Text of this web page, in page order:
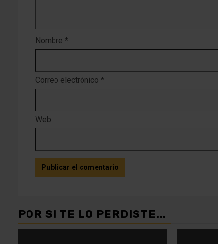
Nombre *
Correo electrónico *
Web
POR SI TE LO PERDISTE...